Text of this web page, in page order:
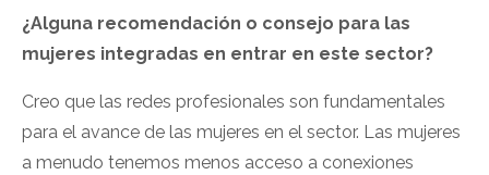
¿Alguna recomendación o consejo para las
mujeres integradas en entrar en este sector?
Creo que las redes profesionales son fundamentales
para el avance de las mujeres en el sector. Las mujeres
a menudo tenemos menos acceso a conexiones